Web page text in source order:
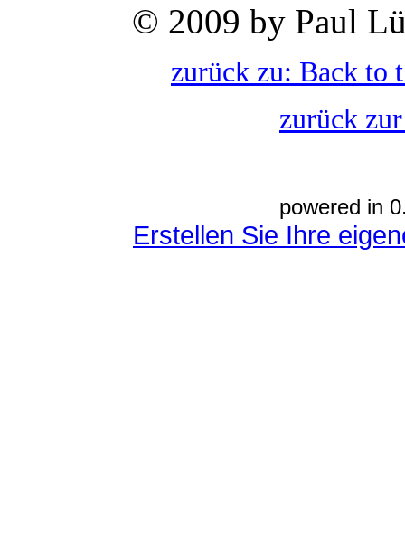
© 2009 by Paul
zurück zu: Back to
zurück
powered in
Erstellen Sie Ihre